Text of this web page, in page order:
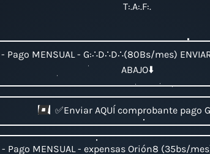
T:.A:.F:.
- Pago MENSUAL - G:∴D∴D∴(80Bs/mes) ENVIAR
ABAJO⬇️
✅Enviar AQUÍ comprobante pago
- Pago MENSUAL - expensas Orión8 (35bs/mes)